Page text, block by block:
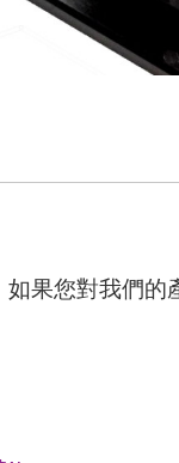
果您對我們的